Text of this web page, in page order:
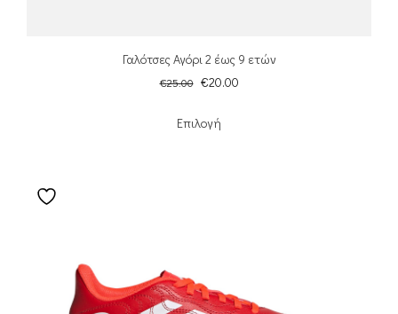
Γαλότσες Αγόρι 2 έως 9 ετών
€25.00 €20.00
Επιλογή